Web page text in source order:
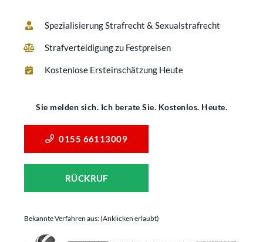
Spezialisierung Strafrecht & Sexualstrafrecht
Strafverteidigung zu Festpreisen
Kostenlose Ersteinschätzung Heute
Sie melden sich. Ich berate Sie. Kostenlos. Heute.
0155 66113009
RÜCKRUF
Bekannte Verfahren aus: (Anklicken erlaubt)